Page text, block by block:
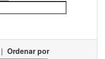
| Ordenar por